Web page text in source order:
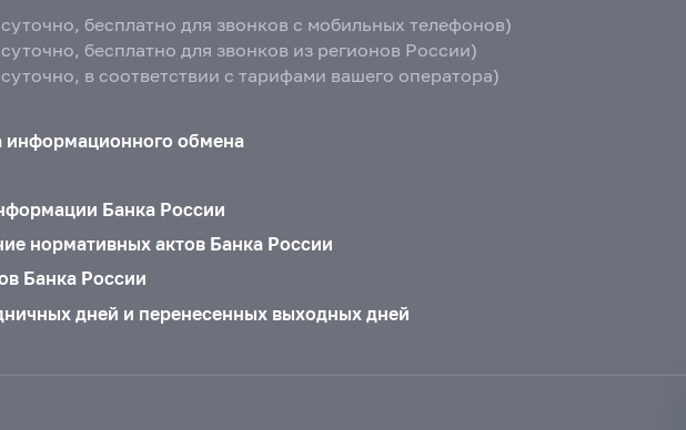
бесплатно для звонков с мобильных телефонов)
бесплатно для звонков из регионов России)
в соответствии с тарифами вашего оператора)
информационного обмена
Банка России
нормативных актов Банка России
Банка России
дней и перенесенных выходных дней